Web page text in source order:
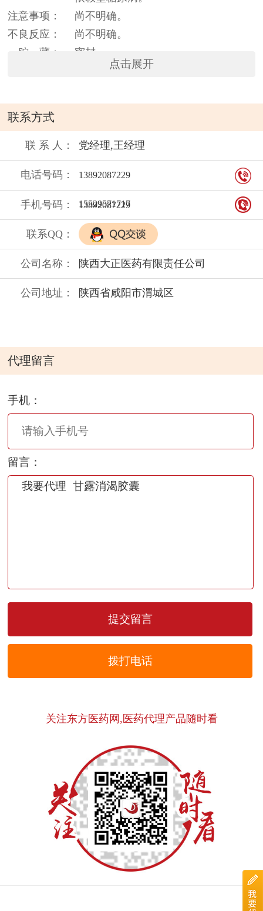
注意事项：
尚不明确。
不良反应：
尚不明确。
贮 藏：
密封。
尚不明确。
点击展开
联系方式
联 系 人： 党经理,王经理
电话号码： 13892087229
15529571717
手机号码： 13892087229
联系QQ：
公司名称： 陕西大正医药有限责任公司
公司地址： 陕西省咸阳市渭城区
代理留言
手机：
留言：
拨打电话
关注东方医药网,医药代理产品随时看